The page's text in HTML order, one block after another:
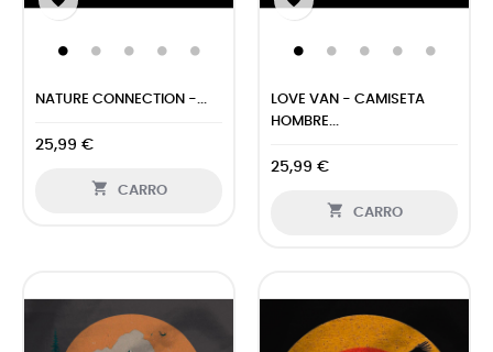
NATURE CONNECTION -...
25,99 €
 CARRO
LOVE VAN - CAMISETA
HOMBRE...
25,99 €
 CARRO